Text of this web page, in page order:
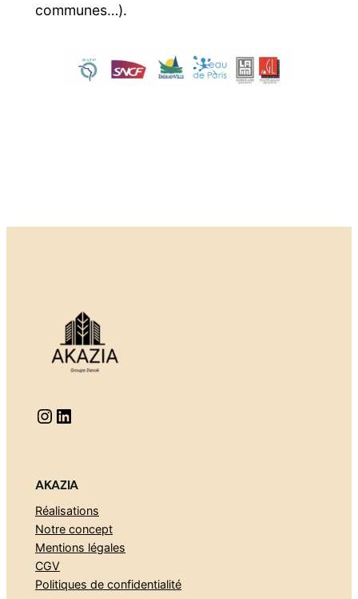
communes…).
Instagram https://www.linkedin.com/company/akaziarenovation
AKAZIA
Réalisations
Notre concept
Mentions légales
CGV
Politiques de confidentialité